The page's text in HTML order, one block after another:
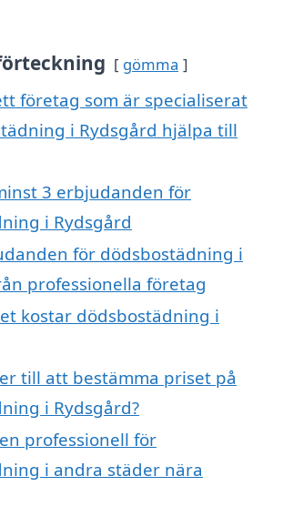
gömma
företag som är specialiserat
i Rydsgård hjälpa till
3 erbjudanden för
i Rydsgård
för dödsbostädning i
professionella företag
kostar dödsbostädning i
till att bestämma priset på
i Rydsgård?
professionell för
i andra städer nära